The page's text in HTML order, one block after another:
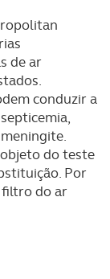
de ar
conduzir a
do teste
Por
filtro do ar